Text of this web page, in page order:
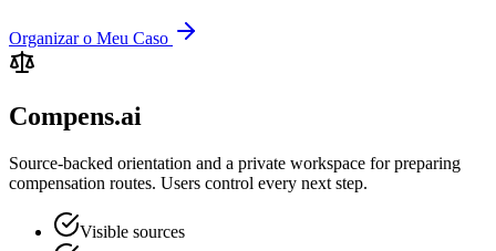
Organizar o Meu Caso
Compens.ai
Source-backed orientation and a private workspace for preparing
compensation routes. Users control every next step.
Visible sources